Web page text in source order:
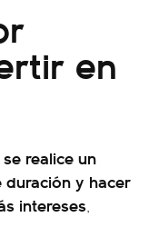
en
realice un
y hacer
intereses